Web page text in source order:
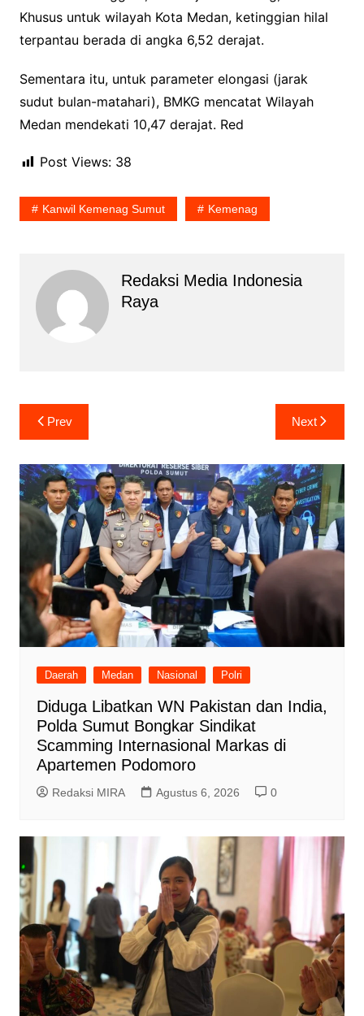
Khusus untuk wilayah Kota Medan, ketinggian hilal
terpantau berada di angka 6,52 derajat.
Sementara itu, untuk parameter elongasi (jarak
sudut bulan-matahari), BMKG mencatat Wilayah
Medan mendekati 10,47 derajat. Red
Post Views: 38
Kanwil Kemenag Sumut Kemenag
Redaksi Media Indonesia
Raya
Navigasi
pos
Prev Next
Daerah Medan Nasional Polri
Diduga Libatkan WN Pakistan dan India,
Polda Sumut Bongkar Sindikat
Scamming Internasional Markas di
Apartemen Podomoro
Redaksi MIRA Agustus 6, 2026 0